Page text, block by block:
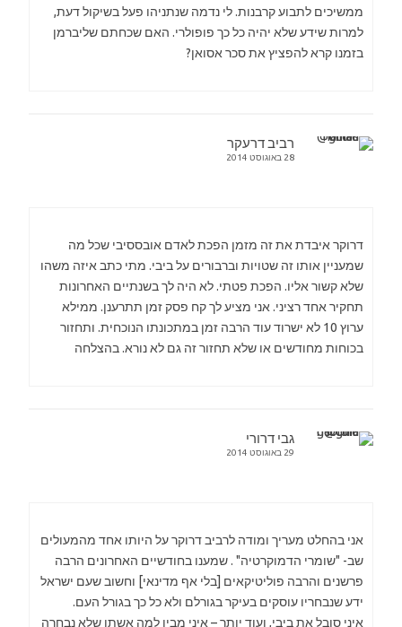
ממשיכים לתבוע קרבנות. לי נדמה שנתניהו פעל בשיקול דעת,
למרות שידע שלא יהיה כל כך פופולרי. האם שכחתם שליברמן
בזמנו קרא להפציץ את סכר אסואן?
רביב דרעקר
28 באוגוסט 2014
דרוקר איבדת את זה מזמן הפכת לאדם אובססיבי שכל מה
שמעניין אותו זה שטויות וברבורים על ביבי. מתי כתב איזה משהו
שלא קשור אליו. הפכת פטתי. לא היה לך בשנתיים האחרונות
תחקיר אחד רציני. אני מציע לך קח פסק זמן תתרענן. ממילא
ערוץ 10 לא ישרוד עוד הרבה זמן במתכונתו הנוכחית. ותחזור
בכוחות מחודשים או שלא תחזור זה גם לא נורא. בהצלחה
גבי דרורי
29 באוגוסט 2014
אני בהחלט מעריך ומודה לרביב דרוקר על היותו אחד מהמעולים
שב- "שומרי הדמוקרטיה" . שמענו בחודשיים האחרונים הרבה
פרשנים והרבה פוליטיקאים [בלי אף מדינאי] וחשוב שעם ישראל
ידע שנבחריו עוסקים בעיקר בגורלם ולא כל כך בגורל העם.
איני סובל את ביבי, ועוד יותר – איני מבין למה אשתו שלא נבחרה